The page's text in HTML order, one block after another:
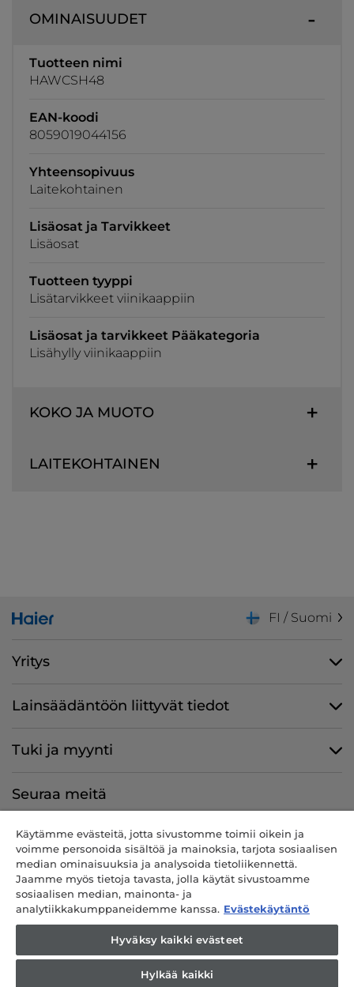
OMINAISUUDET
Tuotteen nimi
HAWCSH48
EAN-koodi
8059019044156
Yhteensopivuus
Laitekohtainen
Lisäosat ja Tarvikkeet
Lisäosat
Tuotteen tyyppi
Lisätarvikkeet viinikaappiin
Lisäosat ja tarvikkeet Pääkategoria
Lisähylly viinikaappiin
KOKO JA MUOTO
LAITEKOHTAINEN
FI / Suomi
Yritys
Lainsäädäntöön liittyvät tiedot
Tuki ja myynti
Seuraa meitä
CANDY HOOVER GROUP S.r.I. – ainut osakkeenomistaja –
REKISTERÖITY TOIMIPAIKKA: Via Comolli, 57 – 20861 Brugherio (MB)
– Italia – HALLINNOLLISET TOIMIPAIKAT: Via Privata Eden Fumagalli
(MB) – Italia – Puh.: +39 039 2086 1 – Faksi: +39 039 2086 237 –
Yhtiöpääoma 35 000 000,00 € täysin maksetut – Italian verokoodi ja
rekisterinro Milano-Monza-Brianza-Lodi 04666310158 – ALV-nro
Käytämme evästeitä, jotta sivustomme toimii oikein ja
voimme personoida sisältöä ja mainoksia, tarjota sosiaalisen
median ominaisuuksia ja analysoida tietoliikennettä.
Jaamme myös tietoja tavasta, jolla käytät sivustoamme
sosiaalisen median, mainonta- ja
analytiikkakumppaneidemme kanssa. Evästekäytäntö
Hyväksy kaikki evästeet
Hylkää kaikki